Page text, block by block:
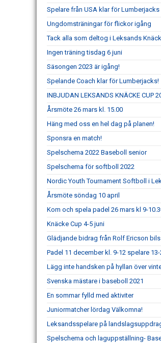
Spelare från USA klar för Lumberjacks
Ungdomsträningar för flickor igång
Tack alla som deltog i Leksands
Ingen träning tisdag 6 juni
Säsongen 2023 är igång!
Spelande Coach klar för Lumberjacks!
INBJUDAN LEKSANDS KNÄCKE CUP
Årsmöte 26 mars kl. 15.00
Häng med oss en hel dag på planen!
Sponsra en match!
Spelschema 2022 Baseboll senior
Spelschema för softboll 2022
Nordic Youth Tournament Softboll i
Årsmöte söndag 10 april
Kom och spela padel 26 mars kl 9-
Knäcke Cup 4-5 juni
Glädjande bidrag från Rolf Ericson
Padel 11 december kl. 9-12 spelare 13-
Lägg inte handsken på hyllan över
Svenska mästare i baseboll 2021
En sommar fylld med aktiviter
Juniormatcher lördag Välkomna!
Leksandsspelare på
Spelschema och laguppställning-